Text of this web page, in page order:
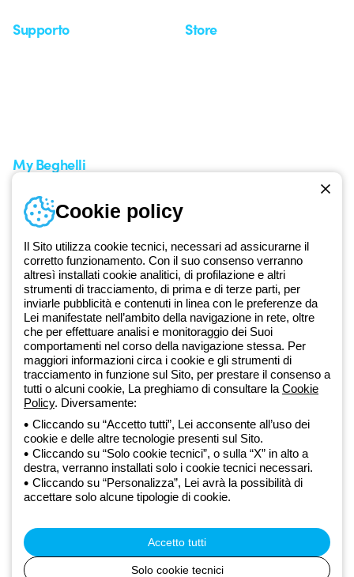
Dal 2025 Beghelli è parte del Gruppo GEWISS, all’interno
dell’ecosistema GEWISS LightZone, dove realizziamo soluzioni di
illuminazione integrate che trasformano la complessità in semplicità,
supportando professionisti e utenti finali nella realizzazione dei loro
bisogni.Scopri di più su GEWISS
Supporto Store
My Beghelli
Accedi o registrati
Formazione
Documentazione e software
Iscriviti alla newsletter
Privacy Policy
Cookie policy
Condizioni di vendita
Tutte le policy
Accessibilità
direzione e coordinamento di Gewiss S.p.A. - R.I. Bologna e C.F.
03829720378 - P.IVA (IT) 00666341201 - REA BO-319364 - Cap.
Soc. 10.000.000 EUR i.v.
Cookie policy
Il Sito utilizza cookie tecnici, necessari ad assicurarne il
corretto funzionamento. Con il suo consenso verranno
altresì installati cookie analitici, di profilazione e altri
strumenti di tracciamento, di prima e di terze parti, per
inviarle pubblicità e contenuti in linea con le preferenze da
Lei manifestate nell’ambito della navigazione in rete, oltre
che per effettuare analisi e monitoraggio dei Suoi
comportamenti nel corso della navigazione stessa. Per
maggiori informazioni circa i cookie e gli strumenti di
tracciamento in funzione sul Sito, per prestare il consenso a
tutti o alcuni cookie, La preghiamo di consultare la Cookie
Policy. Diversamente:
Cliccando su “Accetto tutti”, Lei acconsente all’uso dei
cookie e delle altre tecnologie presenti sul Sito.
Cliccando su “Solo cookie tecnici”, o sulla “X” in alto a
destra, verranno installati solo i cookie tecnici necessari.
Cliccando su “Personalizza”, Lei avrà la possibilità di
accettare solo alcune tipologie di cookie.
Accetto tutti
Solo cookie tecnici